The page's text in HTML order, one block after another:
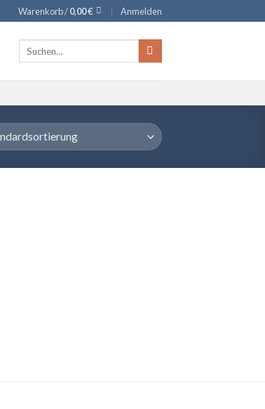
Warenkorb /0,00€ Anmelden